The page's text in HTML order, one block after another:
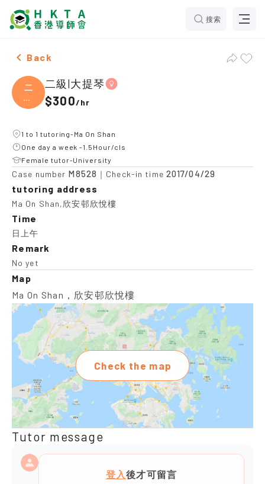
搜索
Female 二級|大提琴，Ma On Shan Tuition
Back
二
級|
大提
二級|大提琴
$300/hr
1 to 1 tutoring-Ma On Shan
One day a week -1.5Hour/cls
Female tutor-University
Case number M8528 ｜Check-in time 2017/04/29
tutoring address
Ma On Shan,欣安邨欣悅樓
Time
日上午
Remark
No yet
Map
Ma On Shan，欣安邨欣悅樓
Check the map
Tutor message
登入後才可留言